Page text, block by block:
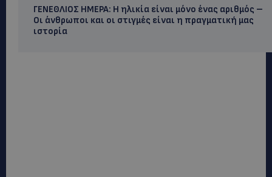
ΓΕΝΕΘΛΙΟΣ ΗΜΕΡΑ: Η ηλικία είναι μόνο ένας αριθμός –
Οι άνθρωποι και οι στιγμές είναι η πραγματική μας
ιστορία